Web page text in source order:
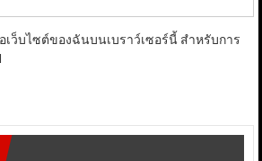
เว็บไซต์ของฉันบนเบราว์เซอร์นี้ สำหรับการ